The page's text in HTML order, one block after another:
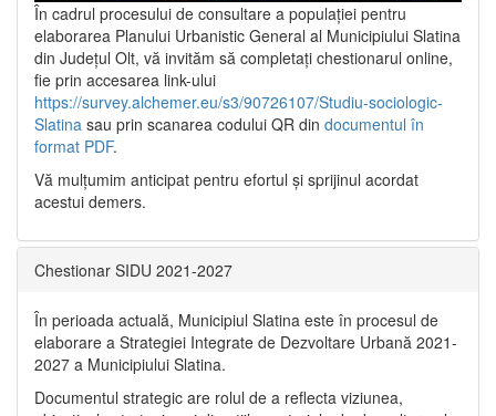
În cadrul procesului de consultare a populaţiei pentru
elaborarea Planului Urbanistic General al Municipiului Slatina
din Județul Olt, vă invităm să completați chestionarul online,
fie prin accesarea link-ului
https://survey.alchemer.eu/s3/90726107/Studiu-sociologic-
Slatina sau prin scanarea codului QR din documentul în
format PDF.
Vă mulţumim anticipat pentru efortul şi sprijinul acordat
acestui demers.
Chestionar SIDU 2021-2027
În perioada actuală, Municipiul Slatina este în procesul de
elaborare a Strategiei Integrate de Dezvoltare Urbană 2021‐
2027 a Municipiului Slatina.
Documentul strategic are rolul de a reflecta viziunea,